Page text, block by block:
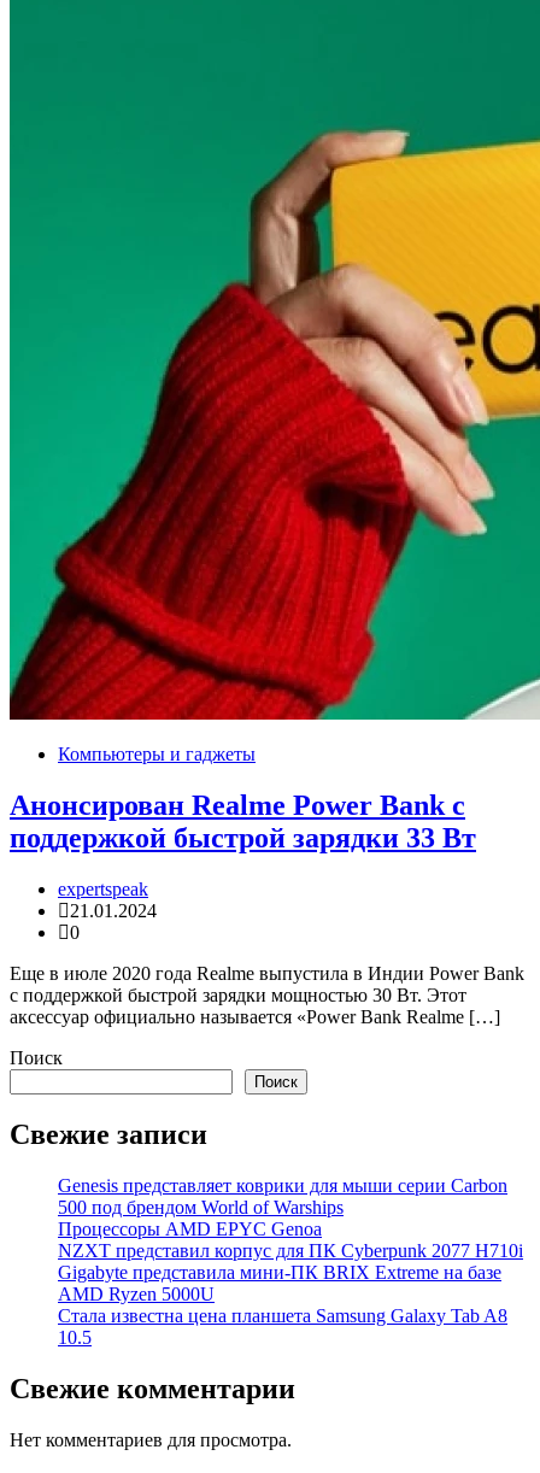
Компьютеры и гаджеты
Анонсирован Realme Power Bank с
поддержкой быстрой зарядки 33 Вт
expertspeak
21.01.2024
0
Еще в июле 2020 года Realme выпустила в Индии Power Bank
с поддержкой быстрой зарядки мощностью 30 Вт. Этот
аксессуар официально называется «Power Bank Realme […]
Поиск
Поиск
Свежие записи
Genesis представляет коврики для мыши серии Carbon
500 под брендом World of Warships
Процессоры AMD EPYC Genoa
NZXT представил корпус для ПК Cyberpunk 2077 H710i
Gigabyte представила мини-ПК BRIX Extreme на базе
AMD Ryzen 5000U
Стала известна цена планшета Samsung Galaxy Tab A8
10.5
Свежие комментарии
Нет комментариев для просмотра.